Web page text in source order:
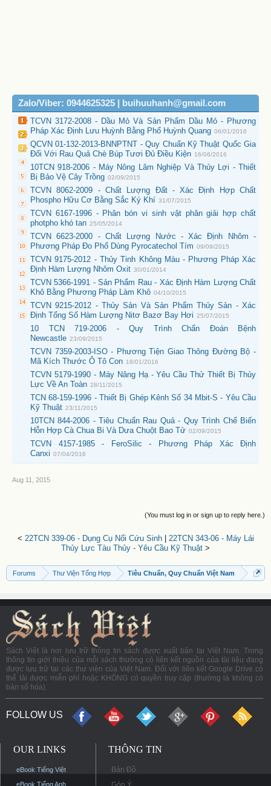
Zalo/Viber: 0944625325 | buihuuhanh@gmail.com
TCVN 3172-2008 - Dầu Mỏ Và Sản Phẩm Dầu Mỏ - Phương
Pháp Xác Định Lưu Huỳnh Bằng Phổ Huỳnh Quang 06/01/2016
QCVN 01-132-2013-BNNPTNT - Quy Chuẩn Kỹ Thuật Quốc Gia
Đối Với Rau Quả Chè Búp Tươi Đủ Điều Kiện 16/06/2016
10TCN 918-2006 - Máy Nông Lâm Nghiệp Và Thủy Lợi - Thiết
Bị Bảo Vệ Cây Trồng 02/09/2015
TCVN 8062-2009 - Chất Lượng Đất - Xác Định Hợp Chất
Phospho Hữu Cơ Bằng Sắc Ký Khí 31/07/2015
TCVN 6167-1996 - Phân bón vi sinh vật phân giải hợp chất
photpho khó tan 25/05/2014
TCVN 6623-2000 - Chất Lượng Nước - Xác Định Nhôm -
Phương Pháp Đo Phổ Dùng Pyrocatechol Tím 09/09/2015
TCVN 9175-2012 - Thủy Tinh Không Màu - Phương Pháp Xác
Định Hàm Lượng Nhôm Oxit 30/01/2014
TCVN 5366-1991 - Sản Phẩm Rau - Xác Định Hàm Lượng Chất
Khô Bằng Phương Pháp Làm Khô 04/10/2015
TCVN 9215-2012 - Thủy Sản Và Sản Phẩm Thủy Sản - Xác
Định Tổng Số Hàm Lượng Nitơ Bazơ Bay Hơi 25/07/2015
10 TCN 719-2006 - Quy Trình Chẩn Đoán Bệnh
Newcastle 23/09/2015
TCVN 7359-2003-ISO - Phương Tiện Giao Thông Đường Bộ -
Mã Kích Thước Ô Tô Con 18/01/2016
TCVN 5179-1990 - Máy Nâng Hạ - Yêu Cầu Thử Thiết Bị Thủy
Lực Về An Toàn 28/11/2015
TCN 68-159-1996 - Thiết Bị Ghép Kênh Số 34 Mbit-S - Yêu Cầu
Kỹ Thuật 23/11/2015
10TCN 844-2006 - Tiêu Chuẩn Rau Quả - Quy Trình Chế Biến
Hỗn Hợp Cà Chua Bi Và Dưa Chuột Bao Tử 02/09/2015
TCVN 4157-1985 - FeroSilic - Phương Pháp Xác Định
Canxi 07/04/2016
Aug 11, 2015
(You must log in or sign up to reply here.)
< 22TCN 339-06 - Dụng Cụ Nổi Cứu Sinh| 22TCN 343-06 - Máy Lái
Thủy Lực Tàu Thủy - Yêu Cầu Kỹ Thuật >
Forums Thư Viện Tổng Hợp Tiêu Chuẩn, Quy Chuẩn Việt Nam
Sách Việt là nơi lưu trữ thông tin sách được xuất bản tại Việt Nam. Trong
thông tin giới thiệu của mỗi sách thường có liên kết nguồn của tài liệu đang
được lưu trữ tại các thư viện của Việt Nam. Đối với liên kết Google Drive có
thể tải được miễn phí hoặc KHÔNG có quyền truy cập (thường là không có
bản số hóa).
FOLLOW US
OUR LINKS
eBook Tiếng Việt
eBook Tiếng Anh
THÔNG TIN
Bản Đồ